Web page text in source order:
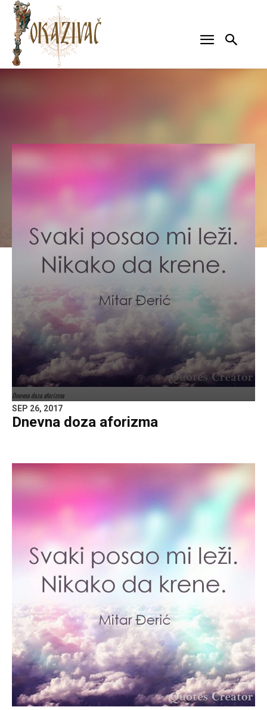
Dnevna doza aforizma
SEP 26, 2017
Dnevna doza aforizma